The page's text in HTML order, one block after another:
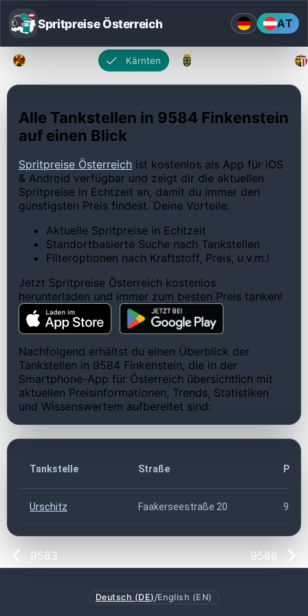
Spritpreise Österreich AT
Kärnten
Alle Tankstellen in 9584 Finkenstein
auf einen Blick
Spritpreise Österreich ist kostenlos als App für iOS
& Android verfügbar und zeigt dir die aktuellen
Spritpreise in Echtzeit an, damit du immer den
günstigsten Preis findest. Deine Vorteile:
Aktuelle Spritpreise in Echtzeit
Standortbasierte Suche nach Tankstellen
Filteroptionen nach Kraftstoff, Preis, u.v.m.!
Jetzt Spritpreise Österreich kostenlos
herunterladen und immer zum besten Preis tanken!
Nachfolgend erhältst du einen Überblick der
Tankstellen in 9584 Finkenstein, die in der
Smartphone-App für Österreich übersichtlich mit
aktuellen Preisinformationen, Trends, Statistiken
und Wissenswertem aufbereitet sind:
Tankstelle Straße PLZ
Urschitz Faakerseestraße 20 9584
9583 9586
Deutsch (DE) /English (EN)